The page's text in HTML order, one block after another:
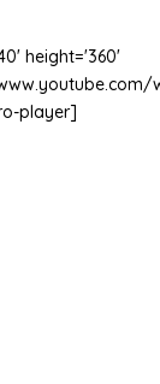
height='360'
player]